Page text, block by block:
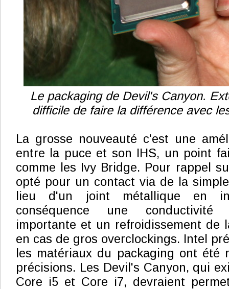
Le packaging de Devil's Canyon.
difficile de faire la différence avec
La grosse nouveauté c'est une
entre la puce et son IHS, un point
comme les Ivy Bridge. Pour rappel
opté pour un contact via de la
lieu d'un joint métallique en
conséquence une conductivité
importante et un refroidissement de
en cas de gros overclockings. Intel
les matériaux du packaging ont été
précisions. Les Devil's Canyon, qui
Core i5 et Core i7, devraient